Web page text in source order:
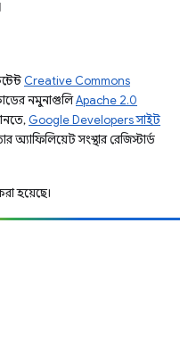
Creative Commons
নমুনাগুলিApache 2.0
Google Developers সাইট
সংস্থার রেজিস্টার্ড
হয়েছে।